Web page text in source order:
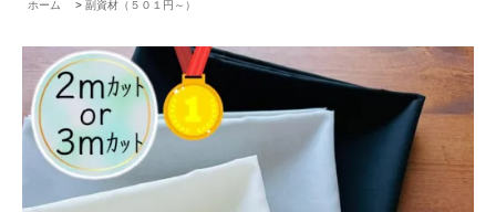
ホーム
> 副資材（５０１円～）